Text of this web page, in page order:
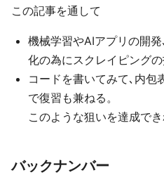
この記事を通して
機械学習やAIアプリの開
化の為にスクレイピングの
コードを書いてみて､内
で復習も兼ねる。
このような狙いを達成でき
バックナンバー